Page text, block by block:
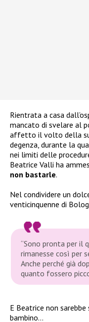
Rientrata a casa
mancato di svelare al
affetto il volto della
degenza, durante la
nei limiti delle
Beatrice Valli ha
non bastarle.
Nel condividere un
venticinquenne di
“Sono pronta per il
rimanesse così per
Anche perché già
quanto fossero
E Beatrice non
bambino…